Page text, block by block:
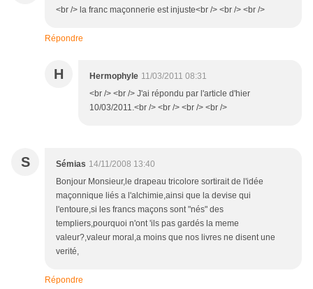
<br /> la franc maçonnerie est injuste<br /> <br /> <br />
Répondre
H Hermophyle 11/03/2011 08:31
<br /> <br /> J'ai répondu par l'article d'hier
10/03/2011.<br /> <br /> <br /> <br />
S Sémias 14/11/2008 13:40
Bonjour Monsieur,le drapeau tricolore sortirait de l'idée
maçonnique liés a l'alchimie,ainsi que la devise qui
l'entoure,si les francs maçons sont "nés" des
templiers,pourquoi n'ont 'ils pas gardés la meme
valeur?,valeur moral,a moins que nos livres ne disent une
verité,
Répondre